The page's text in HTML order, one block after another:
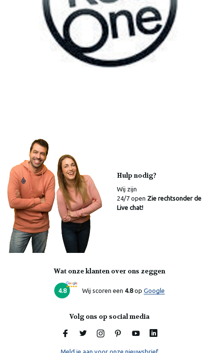
Hulp nodig?
Wij zijn
24/7 open Zie rechtsonder de
Live chat!
Wat onze klanten over ons zeggen
4.8 Wij scoren een 4.8op Google
Volg ons op social media
Meld je aan voor onze nieuwsbrief
Online